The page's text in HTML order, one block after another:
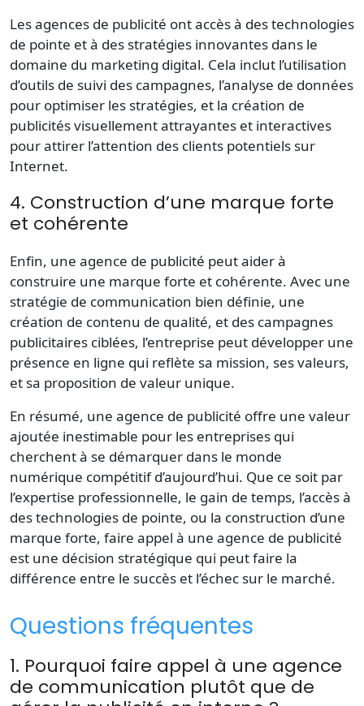
Les agences de publicité ont accès à des technologies
de pointe et à des stratégies innovantes dans le
domaine du marketing digital. Cela inclut l’utilisation
d’outils de suivi des campagnes, l’analyse de données
pour optimiser les stratégies, et la création de
publicités visuellement attrayantes et interactives
pour attirer l’attention des clients potentiels sur
Internet.
4. Construction d’une marque forte
et cohérente
Enfin, une agence de publicité peut aider à
construire une marque forte et cohérente. Avec une
stratégie de communication bien définie, une
création de contenu de qualité, et des campagnes
publicitaires ciblées, l’entreprise peut développer une
présence en ligne qui reflète sa mission, ses valeurs,
et sa proposition de valeur unique.
En résumé, une agence de publicité offre une valeur
ajoutée inestimable pour les entreprises qui
cherchent à se démarquer dans le monde
numérique compétitif d’aujourd’hui. Que ce soit par
l’expertise professionnelle, le gain de temps, l’accès à
des technologies de pointe, ou la construction d’une
marque forte, faire appel à une agence de publicité
est une décision stratégique qui peut faire la
différence entre le succès et l’échec sur le marché.
Questions fréquentes
1. Pourquoi faire appel à une agence
de communication plutôt que de